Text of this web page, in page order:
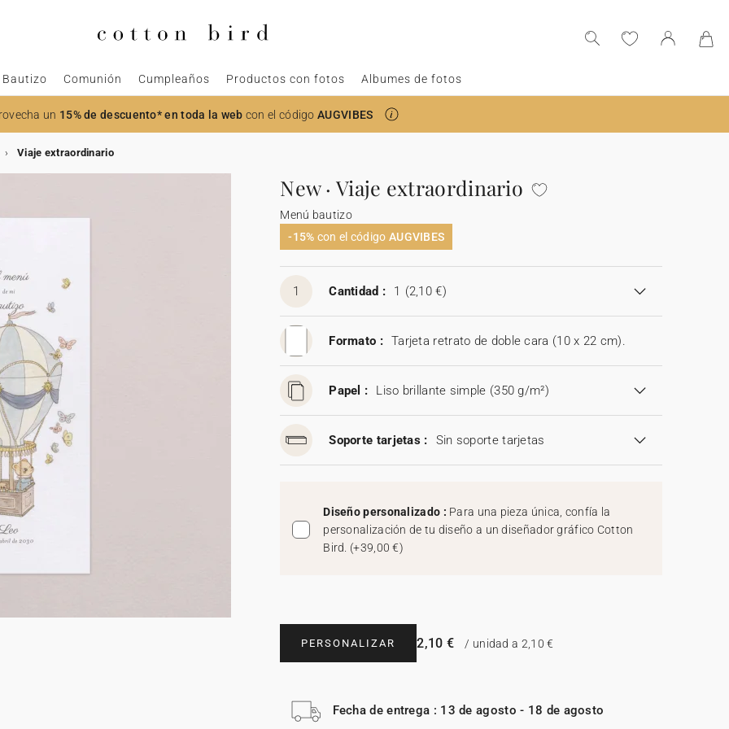
Bautizo Comunión Cumpleaños Productos con fotos Albumes de fotos
un 15% de descuento* en toda la web con el códigoAUGVIBES
Viaje extraordinario
New · Viaje extraordinario
Menú bautizo
-15% con el código AUGVIBES
1 Cantidad : 1 (2,10 €)
Formato : Tarjeta retrato de doble cara (10 x 22 cm).
Papel : Liso brillante simple (350 g/m²)
Soporte tarjetas : Sin soporte tarjetas
Diseño personalizado : Para una pieza única, confía la
personalización de tu diseño a un diseñador gráfico Cotton
Bird. (+39,00 €)
PERSONALIZAR 2,10 € / unidad a 2,10 €
Fecha de entrega : 13 de agosto - 18 de agosto